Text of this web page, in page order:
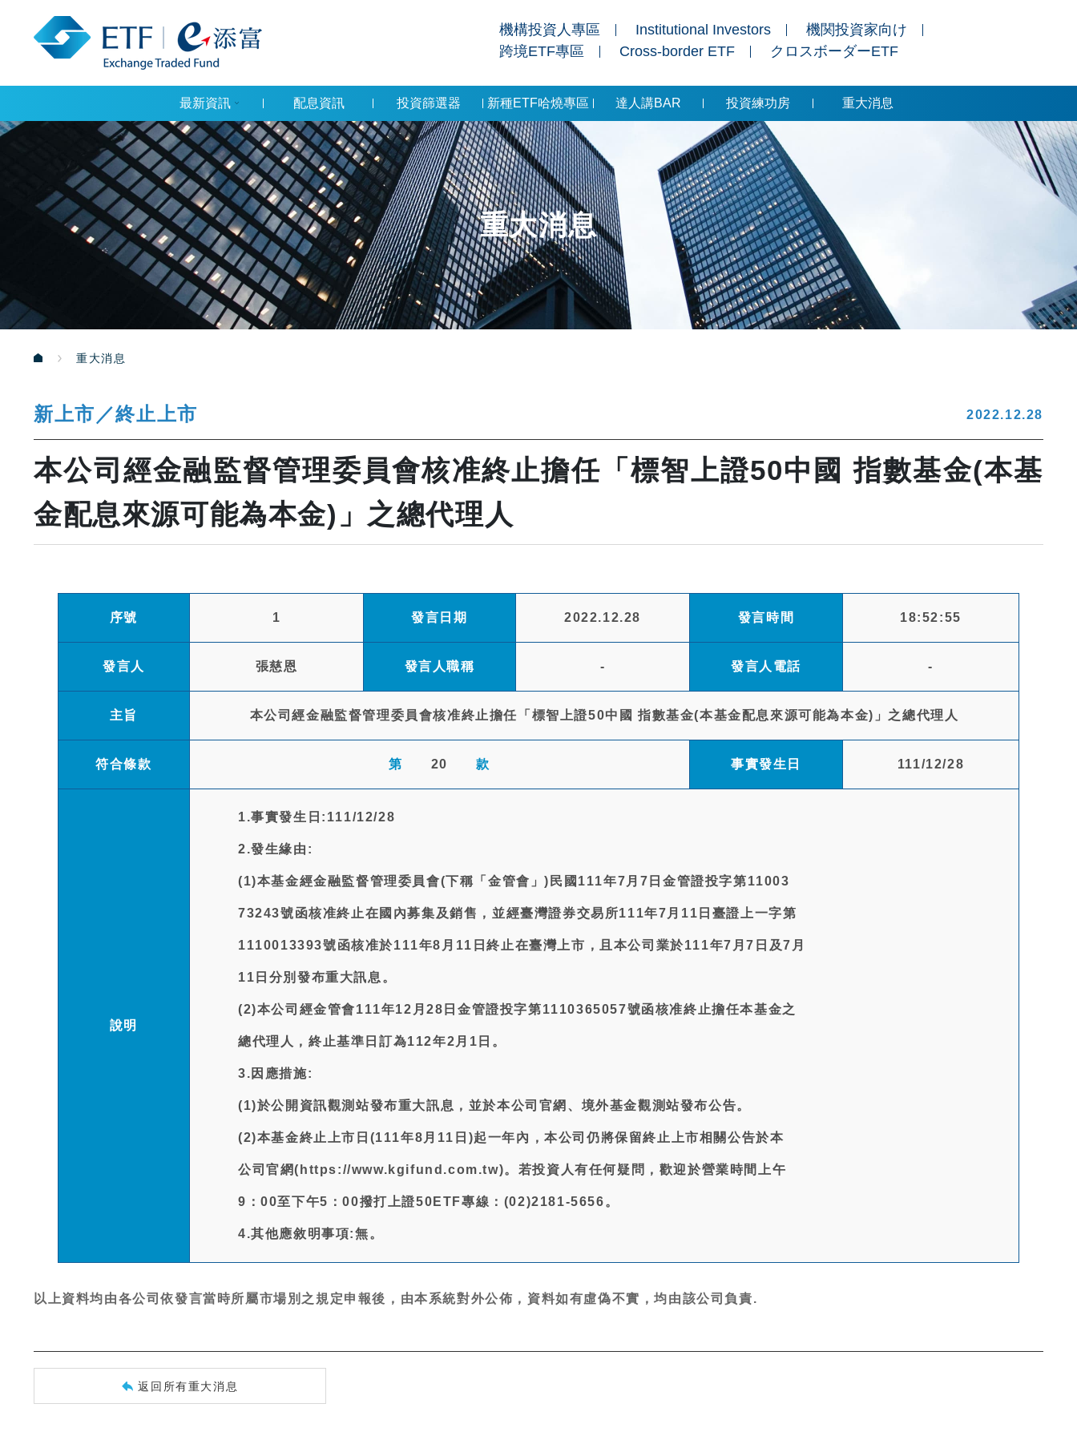
機構投資人專區 Institutional Investors
機関投資家向け
跨境ETF專區
Cross-border ETF クロスボーダーETF
最新資訊 配息資訊 投資篩選器 新種ETF哈燒專區 達人講BAR 投資練功房 重大消息
重大消息
重大消息
新上市／終止上市 2022.12.28
本公司經金融監督管理委員會核准終止擔任「標智上證50中國 指數基金(本基
金配息來源可能為本金)」之總代理人
序號 1 發言日期 2022.12.28 發言時間 18:52:55
發言人 張慈恩 發言人職稱 - 發言人電話 -
主旨 本公司經金融監督管理委員會核准終止擔任「標智上證50中國 指數基金(本基金配息來源可能為本金)」之總代理人
符合條款 第 20 款 事實發生日 111/12/28
說明
1.事實發生日:111/12/28
2.發生緣由:
(1)本基金經金融監督管理委員會(下稱「金管會」)民國111年7月7日金管證投字第11003
73243號函核准終止在國內募集及銷售，並經臺灣證券交易所111年7月11日臺證上一字第
1110013393號函核准於111年8月11日終止在臺灣上市，且本公司業於111年7月7日及7月
11日分別發布重大訊息。
(2)本公司經金管會111年12月28日金管證投字第1110365057號函核准終止擔任本基金之
總代理人，終止基準日訂為112年2月1日。
3.因應措施:
(1)於公開資訊觀測站發布重大訊息，並於本公司官網、境外基金觀測站發布公告。
(2)本基金終止上市日(111年8月11日)起一年內，本公司仍將保留終止上市相關公告於本
公司官網(https://www.kgifund.com.tw)。若投資人有任何疑問，歡迎於營業時間上午
9：00至下午5：00撥打上證50ETF專線：(02)2181-5656。
4.其他應敘明事項:無。
以上資料均由各公司依發言當時所屬市場別之規定申報後，由本系統對外公佈，資料如有虛偽不實，均由該公司負責.
返回所有重大消息